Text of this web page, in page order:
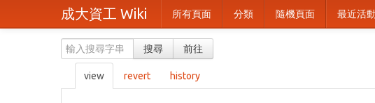
成大資工 Wiki 所有頁面 分類 隨機頁面 最近活動
搜尋 前往
view revert history